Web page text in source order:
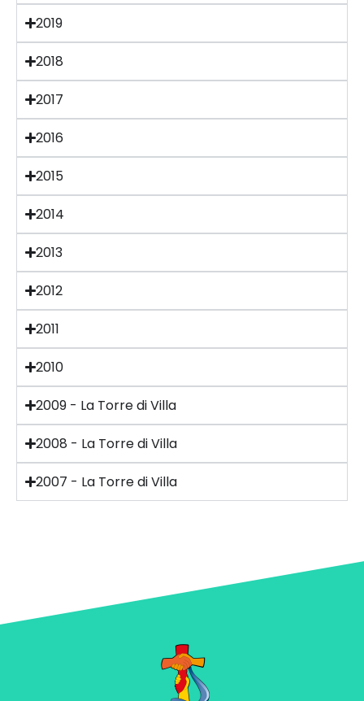
2019
2018
2017
2016
2015
2014
2013
2012
2011
2010
2009 - La Torre di Villa
2008 - La Torre di Villa
2007 - La Torre di Villa